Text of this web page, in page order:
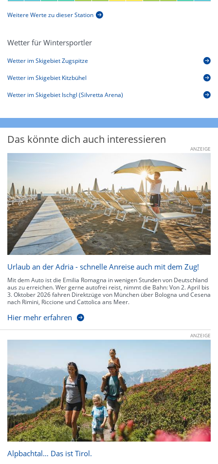
Weitere Werte zu dieser Station
Wetter für Wintersportler
Wetter im Skigebiet Zugspitze
Wetter im Skigebiet Kitzbühel
Wetter im Skigebiet Ischgl (Silvretta Arena)
Das könnte dich auch interessieren
ANZEIGE
Urlaub an der Adria - schnelle Anreise auch mit dem Zug!
Mit dem Auto ist die Emilia Romagna in wenigen Stunden von Deutschland
aus zu erreichen. Wer gerne autofrei reist, nimmt die Bahn: Von 2. April bis
3. Oktober 2026 fahren Direktzüge von München über Bologna und Cesena
nach Rimini, Riccione und Cattolica ans Meer.
Hier mehr erfahren
ANZEIGE
Alpbachtal… Das ist Tirol.